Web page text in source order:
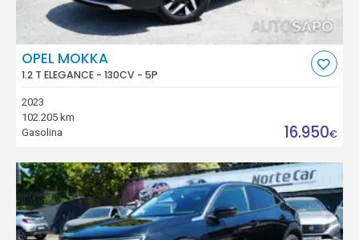
OPEL MOKKA
1.2 T ELEGANCE - 130CV - 5P
2023
102.205 km
Gasolina
16.950€